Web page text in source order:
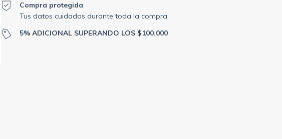
Compra protegida
Tus datos cuidados durante toda la compra.
5% ADICIONAL SUPERANDO LOS $100.000